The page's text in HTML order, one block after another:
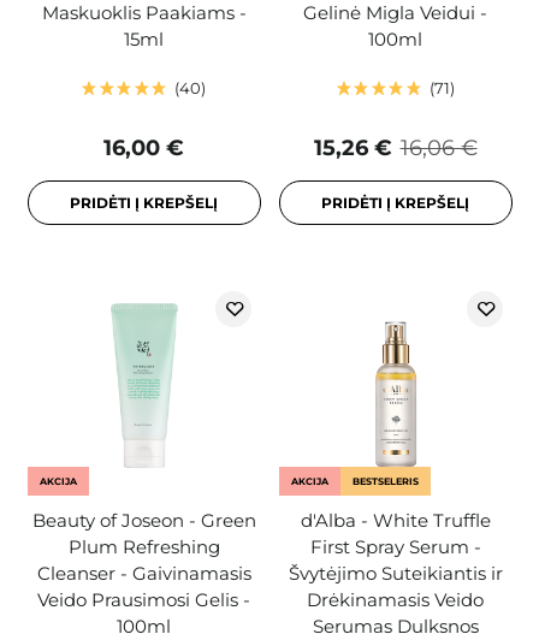
Maskuoklis Paakiams -
15ml
40
16,00 €
PRIDĖTI Į KREPŠELĮ
Gelinė Migla Veidui -
100ml
71
16,06 €
15,26 €
PRIDĖTI Į KREPŠELĮ
AKCIJA
Beauty of Joseon - Green
Plum Refreshing
Cleanser - Gaivinamasis
Veido Prausimosi Gelis -
100ml
AKCIJA BESTSELERIS
d'Alba - White Truffle
First Spray Serum -
Švytėjimo Suteikiantis ir
Drėkinamasis Veido
Serumas Dulksnos